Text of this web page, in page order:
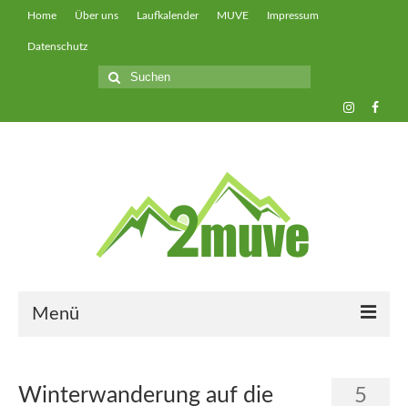
Home Über uns Laufkalender MUVE Impressum
Datenschutz
Suche
nach:
Menü
muveFAST 5
Winterwanderung auf die